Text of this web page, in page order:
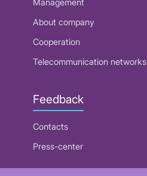
Management
About company
Cooperation
Telecommunication networks
Feedback
Contacts
Press-center